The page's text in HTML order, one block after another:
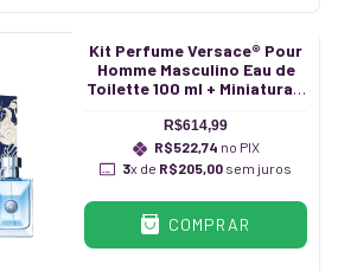
Kit Perfume Versace® Pour
Homme Masculino Eau de
Toilette 100 ml + Miniatura 5
150 ml
R$614,99
R$522,74 no PIX
3x de R$205,00 sem juros
COMPRAR